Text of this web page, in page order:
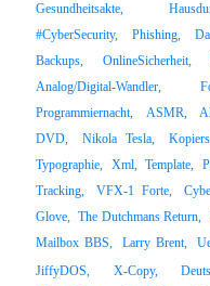
Gesundheitsakte,
#CyberSecurity,
Phishing,
Backups,
OnlineSicherheit,
Analog/Digital-Wandler,
Programmiernacht,
ASMR,
DVD,
Nikola Tesla,
Typographie, Xml, Template,
Tracking,
VFX-1 Forte,
Glove, The Dutchmans Return,
Mailbox BBS,
Larry Brent,
JiffyDOS,
X-Copy,